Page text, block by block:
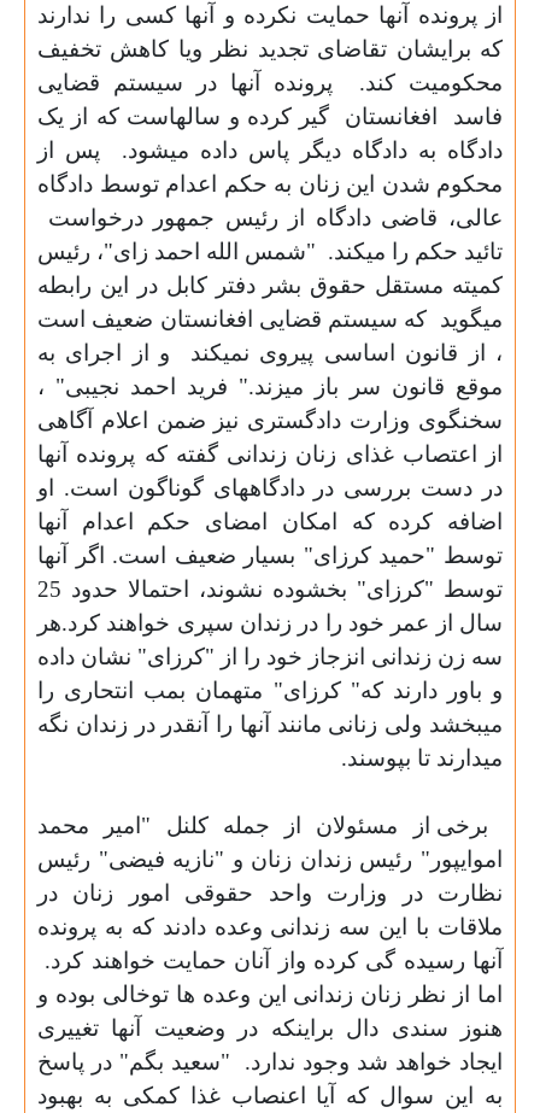
از پرونده آنها حمایت نکرده و آنها کسی را ندارند
که برایشان تقاضای تجدید نظر ویا کاهش تخفیف
محکومیت کند.
پرونده آنها در سیستم قضایی
فاسد
افغانستان
گیر کرده و سالهاست که از یک
دادگاه به دادگاه دیگر پاس داده میشود.
پس از
محکوم شدن این زنان به حکم اعدام توسط دادگاه
عالی، قاضی دادگاه از رئیس جمهور درخواست
تائید حکم را میکند. "شمس الله احمد زای"، رئیس
کمیته مستقل حقوق بشر دفتر کابل در این رابطه
میگوید که سیستم قضایی افغانستان ضعیف است
، از قانون اساسی پیروی نمیکند
و از اجرای به
موقع قانون سر باز میزند." فرید احمد نجیبی" ،
سخنگوی وزارت دادگستری نیز ضمن اعلام آگاهی
از اعتصاب غذای زنان زندانی گفته که پرونده آنها
در دست بررسی در دادگاههای گوناگون است. او
اضافه کرده که امکان امضای حکم اعدام آنها
توسط "حمید کرزای" بسیار ضعیف است. اگر آنها
توسط "کرزای" بخشوده نشوند، احتمالا حدود 25
سال از عمر خود را در زندان سپری خواهند کرد.هر
سه زن زندانی انزجاز خود را از "کرزای" نشان داده
و باور دارند که" کرزای" متهمان بمب انتحاری را
میبخشد ولی زنانی مانند آنها را آنقدر در زندان نگه
میدارند تا بپوسند.
برخی از مسئولان از جمله کلنل "امیر محمد
اموایپور" رئیس زندان زنان و "نازیه فیضی" رئیس
نظارت در وزارت واحد حقوقی امور زنان در
ملاقات با این سه زندانی وعده دادند که به پرونده
آنها رسیده گی کرده واز آنان حمایت خواهند کرد.
اما از نظر زنان زندانی این وعده ها توخالی بوده و
هنوز سندی دال براینکه در وضعیت آنها تغییری
ایجاد خواهد شد وجود ندارد.
"سعید بگم" در پاسخ
به این سوال که آیا اعنصاب غذا کمکی به بهبود